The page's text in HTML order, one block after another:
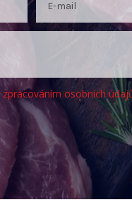
zpracováním osobních